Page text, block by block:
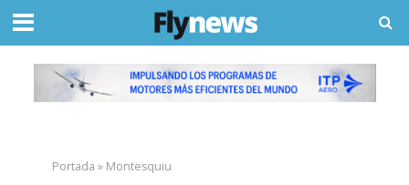
Portada » Montesquiu